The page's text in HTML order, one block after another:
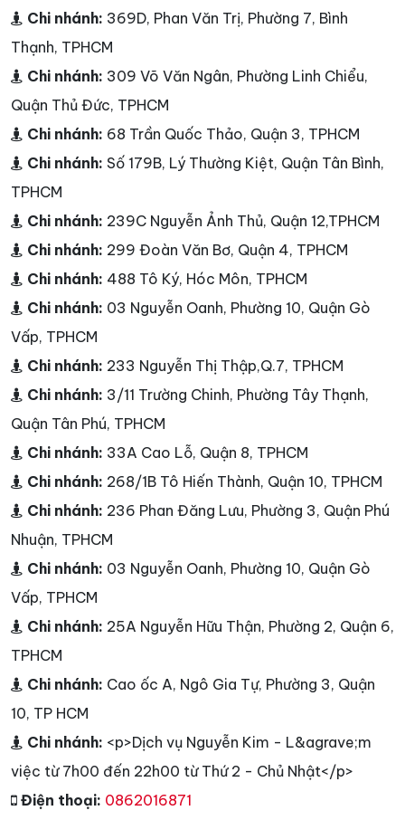
Chi nhánh: 369D, Phan Văn Trị, Phường 7, Bình
Thạnh, TPHCM
Chi nhánh: 309 Võ Văn Ngân, Phường Linh Chiểu,
Quận Thủ Đức, TPHCM
Chi nhánh: 68 Trần Quốc Thảo, Quận 3, TPHCM
Chi nhánh: Số 179B, Lý Thường Kiệt, Quận Tân Bình,
TPHCM
Chi nhánh: 239C Nguyễn Ảnh Thủ, Quận 12,TPHCM
Chi nhánh: 299 Đoàn Văn Bơ, Quận 4, TPHCM
Chi nhánh: 488 Tô Ký, Hóc Môn, TPHCM
Chi nhánh: 03 Nguyễn Oanh, Phường 10, Quận Gò
Vấp, TPHCM
Chi nhánh: 233 Nguyễn Thị Thập,Q.7, TPHCM
Chi nhánh: 3/11 Trường Chinh, Phường Tây Thạnh,
Quận Tân Phú, TPHCM
Chi nhánh: 33A Cao Lỗ, Quận 8, TPHCM
Chi nhánh: 268/1B Tô Hiến Thành, Quận 10, TPHCM
Chi nhánh: 236 Phan Đăng Lưu, Phường 3, Quận Phú
Nhuận, TPHCM
Chi nhánh: 03 Nguyễn Oanh, Phường 10, Quận Gò
Vấp, TPHCM
Chi nhánh: 25A Nguyễn Hữu Thận, Phường 2, Quận 6,
TPHCM
Chi nhánh: Cao ốc A, Ngô Gia Tự, Phường 3, Quận
10, TP HCM
Chi nhánh: <p>Dịch vụ Nguyễn Kim - L&agrave;m
việc từ 7h00 đến 22h00 từ Thứ 2 - Chủ Nhật</p>
Điện thoại: 0862016871